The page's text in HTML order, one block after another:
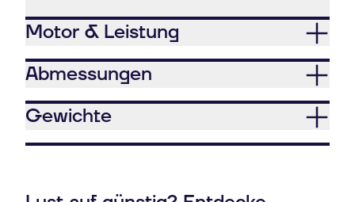
Motor & Leistung
Abmessungen
Gewichte